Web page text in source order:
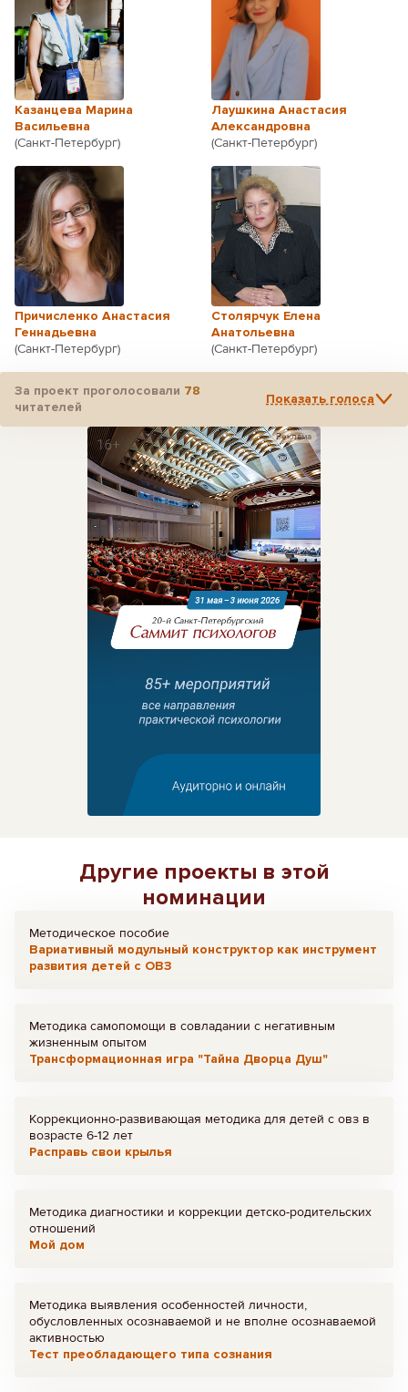
Казанцева Марина
Васильевна
(Санкт-Петербург)
Лаушкина Анастасия
Александровна
(Санкт-Петербург)
Причисленко Анастасия
Геннадьевна
(Санкт-Петербург)
Столярчук Елена
Анатольевна
(Санкт-Петербург)
За проект проголосовали 78
читателей
Показать голоса
Реклама
Другие проекты в этой
номинации
Методическое пособие
Вариативный модульный конструктор как инструмент
развития детей с ОВЗ
Методика самопомощи в совладании с негативным
жизненным опытом
Трансформационная игра "Тайна Дворца Душ"
Коррекционно-развивающая методика для детей с овз в
возрасте 6-12 лет
Расправь свои крылья
Методика диагностики и коррекции детско-родительских
отношений
Мой дом
Методика выявления особенностей личности,
обусловленных осознаваемой и не вполне осознаваемой
активностью
Тест преобладающего типа сознания